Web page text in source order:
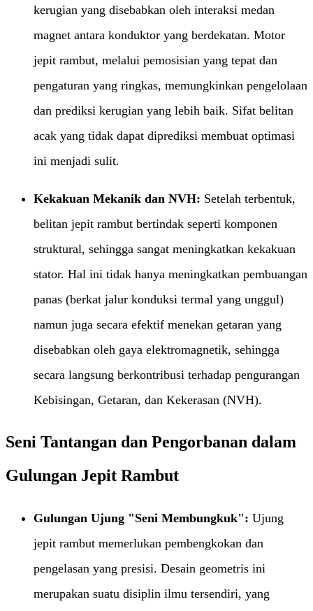
kerugian yang disebabkan oleh interaksi medan
magnet antara konduktor yang berdekatan. Motor
jepit rambut, melalui pemosisian yang tepat dan
pengaturan yang ringkas, memungkinkan pengelolaan
dan prediksi kerugian yang lebih baik. Sifat belitan
acak yang tidak dapat diprediksi membuat optimasi
ini menjadi sulit.
Kekakuan Mekanik dan NVH:​ ​ Setelah terbentuk,
belitan jepit rambut bertindak seperti komponen
struktural, sehingga sangat meningkatkan kekakuan
stator. Hal ini tidak hanya meningkatkan pembuangan
panas (berkat jalur konduksi termal yang unggul)
namun juga secara efektif menekan getaran yang
disebabkan oleh gaya elektromagnetik, sehingga
secara langsung berkontribusi terhadap pengurangan
Kebisingan, Getaran, dan Kekerasan (NVH).
Seni Tantangan dan Pengorbanan dalam
Gulungan Jepit Rambut
Gulungan Ujung "Seni Membungkuk":​ ​ Ujung
jepit rambut memerlukan pembengkokan dan
pengelasan yang presisi. Desain geometris ini
merupakan suatu disiplin ilmu tersendiri, yang